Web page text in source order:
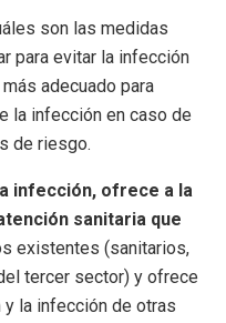
son las medidas
para evitar la infección
adecuado para
la infección en caso de
de riesgo.
infección, ofrece a la
sanitaria que
existentes (sanitarios,
tercer sector) y ofrece
la infección de otras